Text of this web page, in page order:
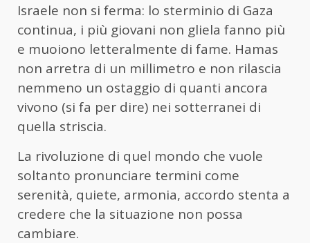
Israele non si ferma: lo sterminio di Gaza
continua, i più giovani non gliela fanno più
e muoiono letteralmente di fame. Hamas
non arretra di un millimetro e non rilascia
nemmeno un ostaggio di quanti ancora
vivono (si fa per dire) nei sotterranei di
quella striscia.
La rivoluzione di quel mondo che vuole
soltanto pronunciare termini come
serenità, quiete, armonia, accordo stenta a
credere che la situazione non possa
cambiare.